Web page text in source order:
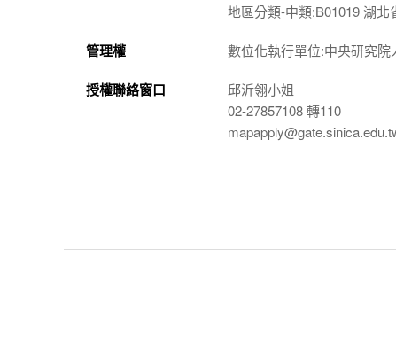
地區分類-中類:B01019 湖北
管理權 數位化執行單位:中央研究
授權聯絡窗口
邱沂翎小姐
02-27857108 轉110